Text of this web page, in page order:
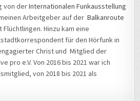
von derInternationalen Funkausstellung
Arbeitgeber auf derBalkanroute
Hinzu kam eine
für den Hörfunk in
Christ und Mitglied der
pro e.V. Von 2016 bis 2021 war ich
von 2018 bis 2021 als